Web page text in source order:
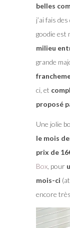
belles
j’ai fais
goodie est
milieu
grande
ci, et
proposé
Une jolie
le mois
prix de
Box, pour
mois-ci
encore